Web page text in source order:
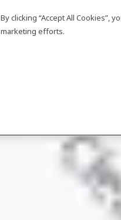
By clicking “Accept All Cookies”,
marketing efforts.